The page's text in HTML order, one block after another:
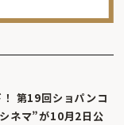
第19回ショパンコ
ネマ”が10月2日公